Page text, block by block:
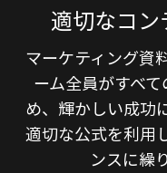
適切なコ
マーケティング資
ーム全員がすべ
め、輝かしい成功
適切な公式を利用
ンスに繰